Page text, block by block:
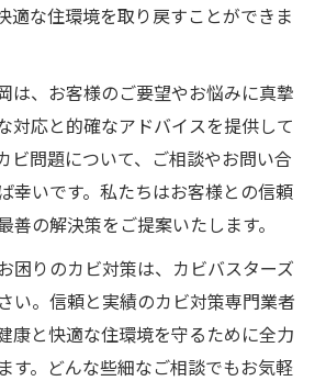
適な住環境を取り戻すことができま
は、お客様のご要望やお悩みに真摯
対応と的確なアドバイスを提供して
ビ問題について、ご相談やお問い合
幸いです。私たちはお客様との信頼
善の解決策をご提案いたします。
困りのカビ対策は、カビバスターズ
い。信頼と実績のカビ対策専門業者
康と快適な住環境を守るために全力
す。どんな些細なご相談でもお気軽